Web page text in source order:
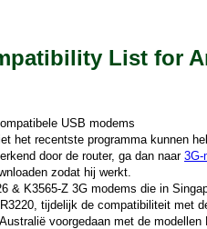
List for
USB modems
het recentste programma kunnen
door de router, ga dan naar3G-
zodat hij werkt.
& K3565-Z 3G modems die in
tijdelijk de compatibiliteit met
voorgedaan met de modellen